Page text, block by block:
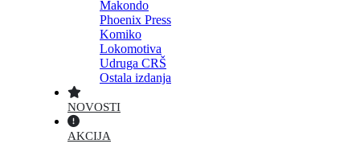
Makondo
Phoenix Press
Komiko
Lokomotiva
Udruga CRŠ
Ostala izdanja
NOVOSTI
AKCIJA